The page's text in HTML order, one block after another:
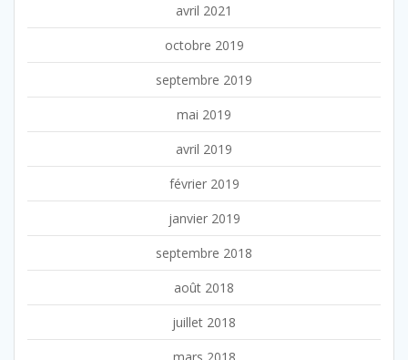
avril 2021
octobre 2019
septembre 2019
mai 2019
avril 2019
février 2019
janvier 2019
septembre 2018
août 2018
juillet 2018
mars 2018